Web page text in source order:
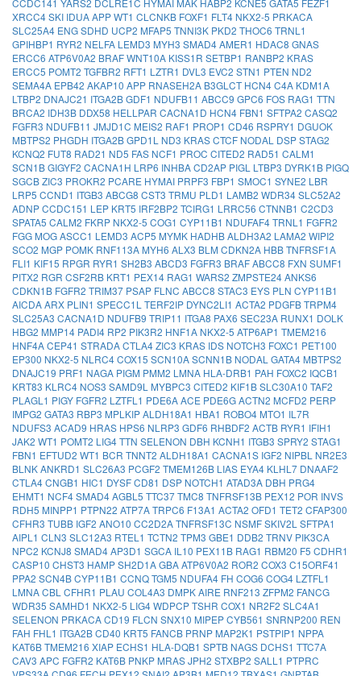
XRCC4SKI IDUAAPPWT1 CLCNKB FOXF1 FLT4 NKX2-5 PRKACA
SLC25A4 ENGSDHD UCP2 MFAP5 TNNI3K PKD2 THOC6 TRNL1
GPIHBP1 RYR2 NELFA LEMD3 MYH3 SMAD4AMER1 HDAC8 GNAS
ERCC6 ATP6V0A2 BRAFWNT10A KISS1R SETBP1 RANBP2 KRAS
ERCC5 POMT2 TGFBR2 RFT1 LZTR1 DVL3 EVC2 STN1 PTEN ND2
SEMA4A EPB42 AKAP10 APP RNASEH2A B3GLCT HCN4C4A KDM1A
LTBP2 DNAJC21 ITGA2BGDF1 NDUFB11 ABCC9 GPC6 FOS RAG1 TTN
BRCA2 IDH3B DDX58 HELLPAR CACNA1D HCN4 FBN1 SFTPA2 CASQ2
FGFR3 NDUFB11 JMJD1C MEIS2 RAF1 PROP1 CD46 RSPRY1 DGUOK
MBTPS2 PHGDH ITGA2BGPD1L ND3 KRASCTCF NODAL DSPSTAG2
KCNQ2 FUT8 RAD21 ND5 FAS NCF1 PROC CITED2 RAD51 CALM1
SCN1BGIGYF2 CACNA1H LRP6 INHBACD2AP PIGL LTBP3 DYRK1B PIGQ
SGCBZIC3 PROKR2 PCARE HYMAI PRPF3 FBP1 SMOC1 SYNE2 LBR
LRP5 CCND1 ITGB3 ABCG8 CST3 TRMU PLD1 LAMB2 WDR34SLC52A2
ADNPCCDC151 LEP KRT5 IRF2BP2 TCIRG1 LRRC56 CTNNB1 C2CD3
SPATA5 CALM2 FKRP NKX2-5 COG1 CYP11B1 NDUFAF4TRNL1 FGFR2
FGG MOGASCC1 LEMD3 ACP5 MYMK HADHBALDH3A2 LAMA2 WIPI2
SCO2 MGP POMK RNF113A MYH6 ALX3 BLM CDKN2A HBBTNFRSF1A
FLI1 KIF15 RPGR RYR1 SH2B3 ABCD3 FGFR3 BRAFABCC8 FXN SUMF1
PITX2 RGR CSF2RB KRT1 PEX14 RAG1 WARS2 ZMPSTE24ANKS6
CDKN1B FGFR2 TRIM37 PSAP FLNC ABCC8 STAC3 EYS PLN CYP11B1
AICDAARX PLIN1 SPECC1L TERF2IP DYNC2LI1 ACTA2 PDGFBTRPM4
SLC25A3 CACNA1D NDUFB9 TRIP11 ITGA8 PAX6 SEC23A RUNX1 DOLK
HBG2 MMP14 PADI4 RP2 PIK3R2 HNF1A NKX2-5 ATP6AP1 TMEM216
HNF4ACEP41 STRADACTLA4ZIC3 KRAS IDS NOTCH3 FOXC1 PET100
EP300 NKX2-5 NLRC4COX15 SCN10ASCNN1B NODAL GATA4 MBTPS2
DNAJC19 PRF1 NAGA PIGM PMM2 LMNA HLA-DRB1 PAH FOXC2 IQCB1
KRT83 KLRC4 NOS3 SAMD9L MYBPC3 CITED2 KIF1BSLC30A10 TAF2
PLAGL1 PIGY FGFR2 LZTFL1 PDE6AACE PDE6GACTN2 MCFD2 PERP
IMPG2 GATA3 RBP3 MPLKIPALDH18A1 HBA1 ROBO4 MTO1 IL7R
NDUFS3 ACAD9 HRAS HPS6 NLRP3 GDF6 RHBDF2 ACTB RYR1 IFIH1
JAK2 WT1 POMT2 LIG4TTN SELENON DBH KCNH1 ITGB3 SPRY2 STAG1
FBN1 EFTUD2 WT1 BCR TNNT2 ALDH18A1 CACNA1S IGF2 NIPBL NR2E3
BLNKANKRD1 SLC26A3 PCGF2 TMEM126B LIAS EYA4 KLHL7 DNAAF2
CTLA4CNGB1 HIC1 DYSFCD81 DSP NOTCH1 ATAD3A DBH PRG4
EHMT1 NCF4SMAD4AGBL5 TTC37TMC8 TNFRSF13B PEX12 POR INVS
RDH5 MINPP1 PTPN22 ATP7ATRPC6 F13A1 ACTA2 OFD1 TET2 CFAP300
CFHR3 TUBB IGF2 ANO10 CC2D2ATNFRSF13C NSMFSKIV2L SFTPA1
AIPL1 CLN3 SLC12A3 RTEL1 TCTN2 TPM3 GBE1 DDB2 TRNV PIK3CA
NPC2 KCNJ8 SMAD4AP3D1 SGCA IL10 PEX11B RAG1 RBM20 F5 CDHR1
CASP10 CHST3 HAMPSH2D1AGBAATP6V0A2 ROR2 COX3 C15ORF41
PPA2 SCN4BCYP11B1 CCNQTGM5 NDUFA4 FH COG6 COG4 LZTFL1
LMNACBL CFHR1 PLAU COL4A3 DMPKAIRE RNF213 ZFPM2 FANCG
WDR35 SAMHD1 NKX2-5 LIG4WDPCPTSHR COX1 NR2F2 SLC4A1
SELENON PRKACACD19 FLCN SNX10 MIPEPCYB561 SNRNP200 REN
FAH FHL1 ITGA2BCD40 KRT5 FANCB PRNP MAP2K1 PSTPIP1 NPPA
KAT6BTMEM216 XIAP ECHS1 HLA-DQB1 SPTB NAGS DCHS1 TTC7A
CAV3 APC FGFR2 KAT6B PNKP MRASJPH2 STXBP2 SALL1 PTPRC